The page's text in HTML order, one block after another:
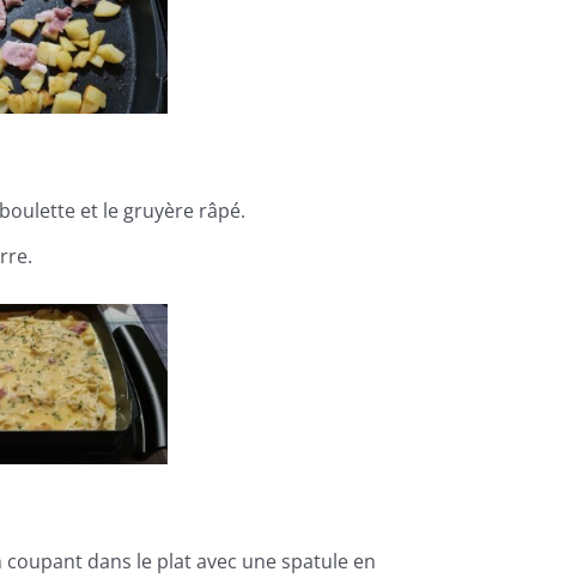
et le gruyère râpé.
dans le plat avec une spatule en